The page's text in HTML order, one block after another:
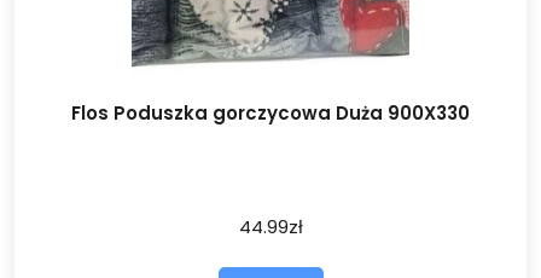
Flos Poduszka gorczycowa Duża 900X330
44.99zł